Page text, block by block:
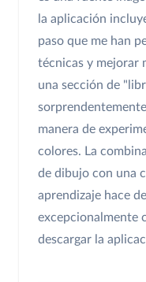
la aplicación
paso que me han
técnicas y mejorar
una sección de
manera de
colores. La
de dibujo con una
aprendizaje hace
excepcionalmente
descargar la